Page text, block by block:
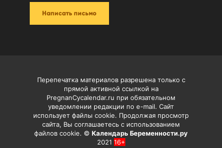
Написать письмо
Перепечатка материалов разрешена только с
прямой активной ссылкой на
PregnanCycalendar.ru при обязательном
уведомлении редакции по e-mail. Сайт
использует файлы cookie. Продолжая просмотр
сайта, Вы соглашаетесь с использованием
файлов cookie. © Календарь Беременности.ру
2021 16+